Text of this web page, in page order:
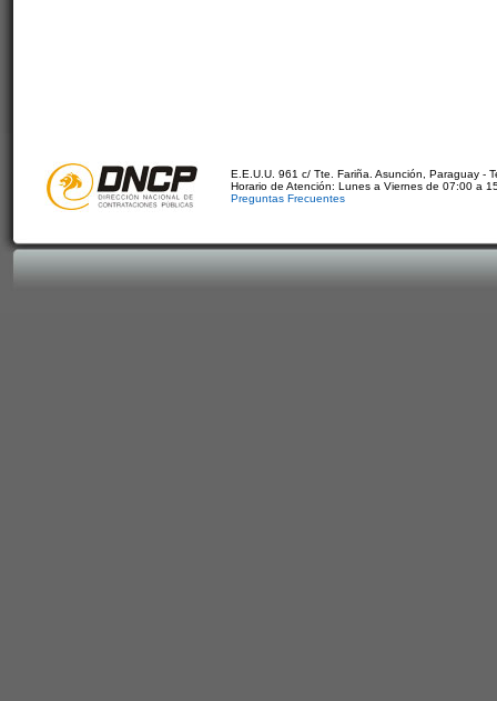
E.E.U.U. 961 c/ Tte. Fariña. Asunción, Paraguay -
Horario de Atención: Lunes a Viernes de 07:00 a
Preguntas Frecuentes